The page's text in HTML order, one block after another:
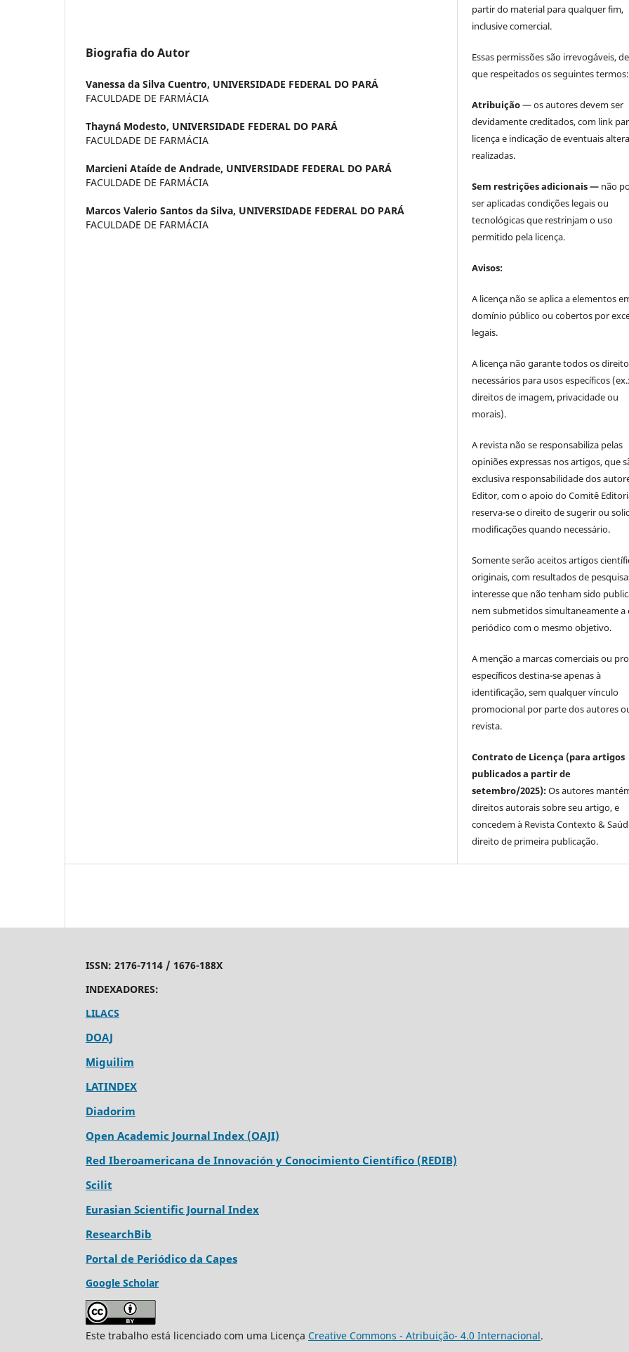
Biografia do Autor
Vanessa da Silva Cuentro, UNIVERSIDADE FEDERAL DO PARÁ
FACULDADE DE FARMÁCIA
Thayná Modesto, UNIVERSIDADE FEDERAL DO PARÁ
FACULDADE DE FARMÁCIA
Marcieni Ataíde de Andrade, UNIVERSIDADE FEDERAL DO PARÁ
FACULDADE DE FARMÁCIA
Marcos Valerio Santos da Silva, UNIVERSIDADE FEDERAL DO PARÁ
FACULDADE DE FARMÁCIA
partir do material para qualquer fim,
inclusive comercial.
Essas permissões são irrevogáveis,
que respeitados os seguintes termos:
Atribuição— os autores devem ser
devidamente creditados, com link
licença e indicação de eventuais
realizadas.
Sem restrições adicionais — não
ser aplicadas condições legais ou
tecnológicas que restrinjam o uso
permitido pela licença.
Avisos:
A licença não se aplica a elementos
domínio público ou cobertos por
legais.
A licença não garante todos os
necessários para usos específicos (ex.:
direitos de imagem, privacidade ou
morais).
A revista não se responsabiliza pelas
opiniões expressas nos artigos, que
exclusiva responsabilidade dos
Editor, com o apoio do Comitê
reserva-se o direito de sugerir ou
modificações quando necessário.
Somente serão aceitos artigos
originais, com resultados de
interesse que não tenham sido
nem submetidos simultaneamente
periódico com o mesmo objetivo.
A menção a marcas comerciais ou
específicos destina-se apenas à
identificação, sem qualquer vínculo
promocional por parte dos autores
revista.
Contrato de Licença (para artigos
publicados a partir de
setembro/2025):Os autores
direitos autorais sobre seu artigo, e
concedem à Revista Contexto &
direito de primeira publicação.
ISSN: 2176-7114 / 1676-188X
INDEXADORES:
LILACS
DOAJ
Miguilim
LATINDEX
Diadorim
Open Academic Journal Index (OAJI)
Red Iberoamericana de Innovación y Conocimiento Científico (REDIB)
Scilit
Eurasian Scientific Journal Index
ResearchBib
Portal de Periódico da Capes
Google Scholar
Este trabalho está licenciado com uma Licença Creative Commons - Atribuição- 4.0 Internacional.